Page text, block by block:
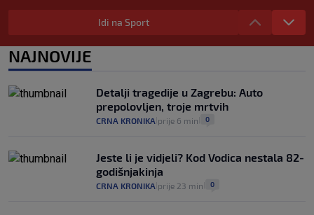
Provjerili smo "što ćemo onda" ako
Plenković na 15 dana ukine mjere: "Ne bi
se dogodilo ništa. Vlada se zaljubila u te
intervencije"
Analitičar o Mostu: Oni su u yin-yang
poziciji i imaju drugog najpoznatijeg
bravara u povijesti Hrvatske
Idi na Sport
NAJNOVIJE
Detalji tragedije u Zagrebu: Auto
prepolovljen, troje mrtvih
CRNA KRONIKA prije 6 min 0
Jeste li je vidjeli? Kod Vodica nestala 82-
godišnjakinja
CRNA KRONIKA prije 23 min 0